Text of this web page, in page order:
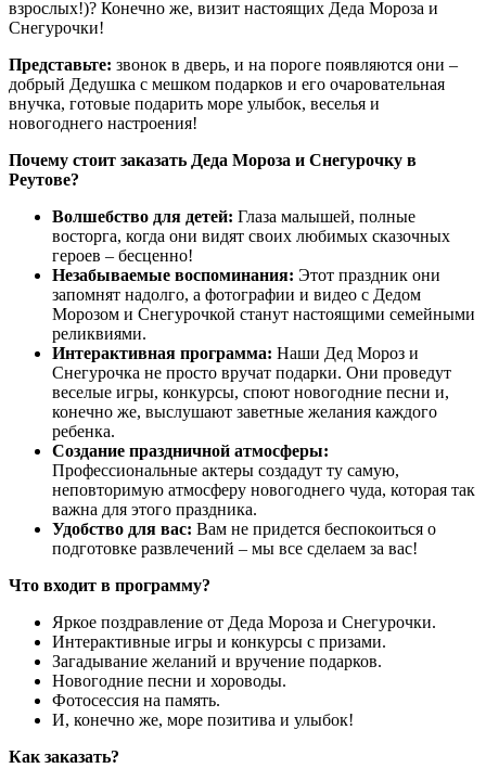
взрослых!)? Конечно же, визит настоящих Деда Мороза и
Снегурочки!
Представьте: звонок в дверь, и на пороге появляются они –
добрый Дедушка с мешком подарков и его очаровательная
внучка, готовые подарить море улыбок, веселья и
новогоднего настроения!
Почему стоит заказать Деда Мороза и Снегурочку в
Реутове?
Волшебство для детей: Глаза малышей, полные
восторга, когда они видят своих любимых сказочных
героев – бесценно!
Незабываемые воспоминания: Этот праздник они
запомнят надолго, а фотографии и видео с Дедом
Морозом и Снегурочкой станут настоящими семейными
реликвиями.
Интерактивная программа: Наши Дед Мороз и
Снегурочка не просто вручат подарки. Они проведут
веселые игры, конкурсы, споют новогодние песни и,
конечно же, выслушают заветные желания каждого
ребенка.
Создание праздничной атмосферы:
Профессиональные актеры создадут ту самую,
неповторимую атмосферу новогоднего чуда, которая так
важна для этого праздника.
Удобство для вас: Вам не придется беспокоиться о
подготовке развлечений – мы все сделаем за вас!
Что входит в программу?
Яркое поздравление от Деда Мороза и Снегурочки.
Интерактивные игры и конкурсы с призами.
Загадывание желаний и вручение подарков.
Новогодние песни и хороводы.
Фотосессия на память.
И, конечно же, море позитива и улыбок!
Как заказать?